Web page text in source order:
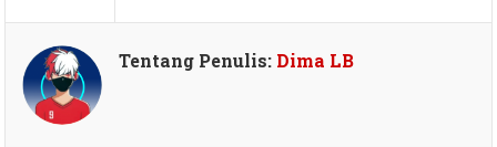
Tentang Penulis: Dima LB